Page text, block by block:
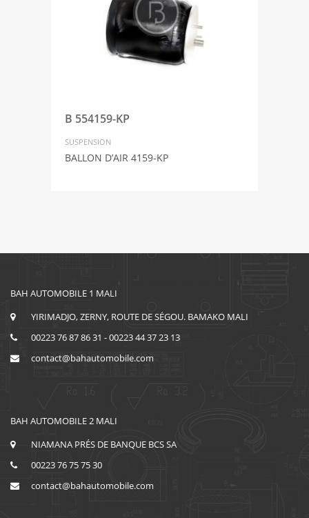
B 554159-KP
SUSPENSION
BALLON D’AIR 4159-KP
BAH AUTOMOBILE 1 MALI
YIRIMADJO, ZERNY, ROUTE DE SÉGOU. BAMAKO MALI
00223 76 87 86 31 - 00223 44 37 23 13
contact@bahautomobile.com
BAH AUTOMOBILE 2 MALI
NIAMANA PRÉS DE BANQUE BCS SA
00223 76 75 75 30
contact@bahautomobile.com